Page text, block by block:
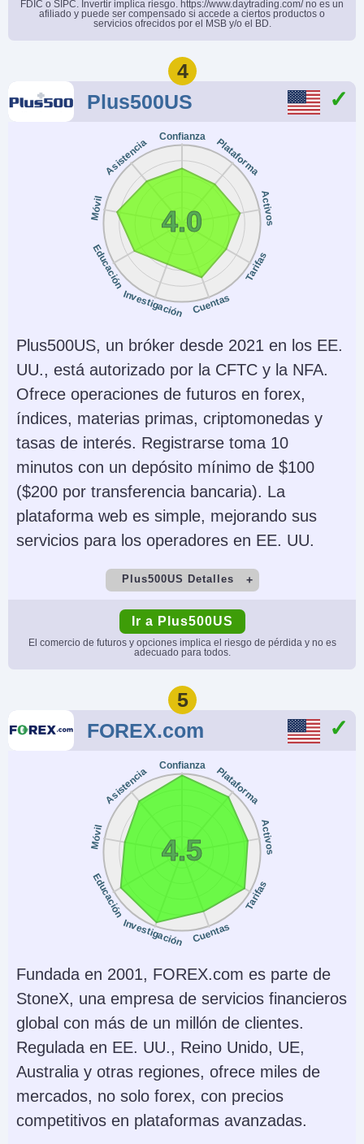
$10 No
Instrumentos
Acciones, Opciones,
ETFs, Cripto
Plataformas
eToro Trading Platform
& CopyTrader
Monedas de cuenta
USD
Trading Automatizado
No
Yes
Stop Loss Garantizado
No
FDIC o SIPC. Invertir implica riesgo. https://www.daytrading.com/ no es un
afiliado y puede ser compensado si accede a ciertos productos o
servicios ofrecidos por el MSB y/o el BD.
4
Plus500US
Confianza Plataforma
Activos
Tarifas
Cuentas
Investigación
Educación
Móvil
Asistencia
4.0
Plus500US, un bróker desde 2021 en los EE.
UU., está autorizado por la CFTC y la NFA.
Ofrece operaciones de futuros en forex,
índices, materias primas, criptomonedas y
tasas de interés. Registrarse toma 10
minutos con un depósito mínimo de $100
($200 por transferencia bancaria). La
plataforma web es simple, mejorando sus
servicios para los operadores en EE. UU.
Plus500US Detalles
Cuenta Demo
Yes
Depósito Mínimo
$100
Copy Trading Regulador
CFTC, NFA
Futuros sobre
Criptomonedas,
Metales, Agricultura,
Forex, Tasas de
interés, Energía,
Contratos de futuros
de índices de acciones
WebTrader, App
Monedas de cuenta
USD
Trading Automatizado
No
AI
No
Stop Loss Garantizado
No
Ir a Plus500US
El comercio de futuros y opciones implica el riesgo de pérdida y no es
adecuado para todos.
5
FOREX.com
Confianza Plataforma
Activos
Tarifas
Cuentas
Investigación
Educación
Móvil
Asistencia
4.5
Fundada en 2001, FOREX.com es parte de
StoneX, una empresa de servicios financieros
global con más de un millón de clientes.
Regulada en EE. UU., Reino Unido, UE,
Australia y otras regiones, ofrece miles de
mercados, no solo forex, con precios
competitivos en plataformas avanzadas.